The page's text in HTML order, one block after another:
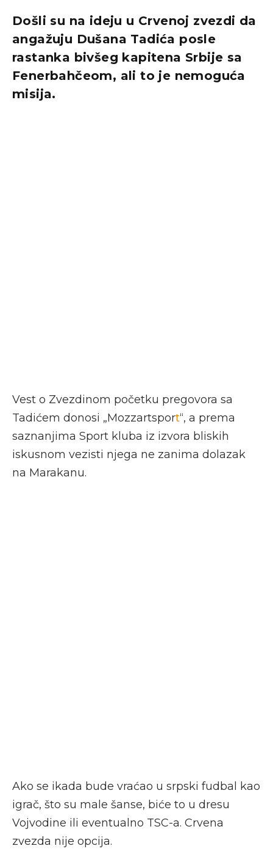
Došli su na ideju u Crvenoj zvezdi da
angažuju Dušana Tadića posle
rastanka bivšeg kapitena Srbije sa
Fenerbahčeom, ali to je nemoguća
misija.
Vest o Zvezdinom početku pregovora sa
Tadićem donosi „Mozzartsport“, a prema
saznanjima Sport kluba iz izvora bliskih
iskusnom vezisti njega ne zanima dolazak
na Marakanu.
Ako se ikada bude vraćao u srpski fudbal kao
igrač, što su male šanse, biće to u dresu
Vojvodine ili eventualno TSC-a. Crvena
zvezda nije opcija.